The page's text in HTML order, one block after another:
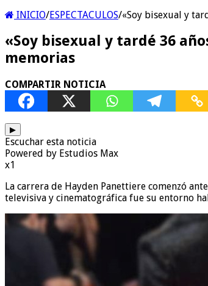
INICIO/ESPECTACULOS/«Soy bisexual y
«Soy bisexual y tardé 36
memorias
COMPARTIR NOTICIA
▶
Escuchar esta noticia
Powered by Estudios Max
x1
La carrera de Hayden Panettiere comenzó
televisiva y cinematográfica fue su entorno